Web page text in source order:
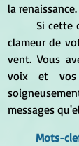
la renaissance.
clameur de
vent. Vous
voix et vos
messages
Mots-